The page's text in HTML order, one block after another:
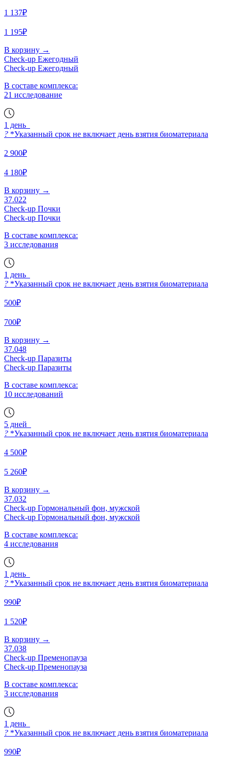
1 137₽
1 195₽
В корзину →
Check-up Ежегодный
Check-up Ежегодный
В составе комплекса:
21 исследование
1 день
? *Указанный срок не включает день взятия биоматериала
2 900₽
4 180₽
В корзину →
37.022
Check-up Почки
Check-up Почки
В составе комплекса:
3 исследования
1 день
? *Указанный срок не включает день взятия биоматериала
500₽
700₽
В корзину →
37.048
Check-up Паразиты
Check-up Паразиты
В составе комплекса:
10 исследований
5 дней
? *Указанный срок не включает день взятия биоматериала
4 500₽
5 260₽
В корзину →
37.032
Check-up Гормональный фон, мужской
Check-up Гормональный фон, мужской
В составе комплекса:
4 исследования
1 день
? *Указанный срок не включает день взятия биоматериала
990₽
1 520₽
В корзину →
37.038
Check-up Пременопауза
Check-up Пременопауза
В составе комплекса:
3 исследования
1 день
? *Указанный срок не включает день взятия биоматериала
990₽